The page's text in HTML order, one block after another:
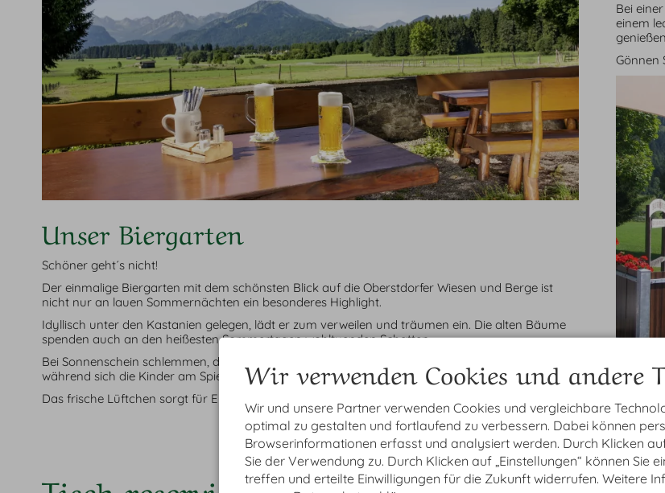
Unser Biergarten
Schöner geht´s nicht!
Der einmalige Biergarten mit dem schönsten Blick auf die Oberstdorfer Wiesen und Berge ist
nicht nur an lauen Sommernächten ein besonderes Highlight.
Idyllisch unter den Kastanien gelegen, lädt er zum verweilen und träumen ein. Die alten Bäume
spenden auch an den heißesten Sommertagen wohltuenden Schatten.
Bei Sonnenschein schlemmen, die einmalige Aussicht genießen, die Seele baumeln lassen,
während sich die Kinder am Spielplatz vergnügen.
Das frische Lüftchen sorgt für Erfrischung.
Bei
einem
Gönnen
Wir verwenden Cookies und andere
Wir und unsere Partner verwenden Cookies und vergleichbare
optimal zu gestalten und fortlaufend zu verbessern. Dabei können
Browserinformationen erfasst und analysiert werden. Durch Klicken
Sie der Verwendung zu. Durch Klicken auf „Einstellungen“ können Sie
treffen und erteilte Einwilligungen für die Zukunft widerrufen. Weitere